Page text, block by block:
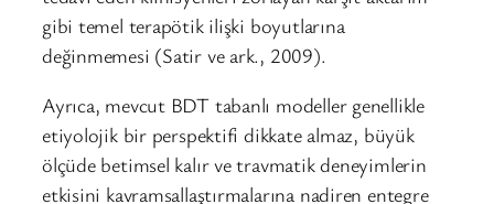
gibi temel terapötik ilişki boyutlarına
değinmemesi (Satir ve ark., 2009).
Ayrıca, mevcut BDT tabanlı modeller genellikle
etiyolojik bir perspektifi dikkate almaz, büyük
ölçüde betimsel kalır ve travmatik deneyimlerin
etkisini kavramsallaştırmalarına nadiren entegre